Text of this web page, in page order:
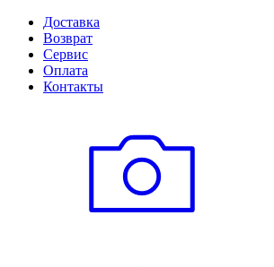
Доставка
Возврат
Сервис
Оплата
Контакты